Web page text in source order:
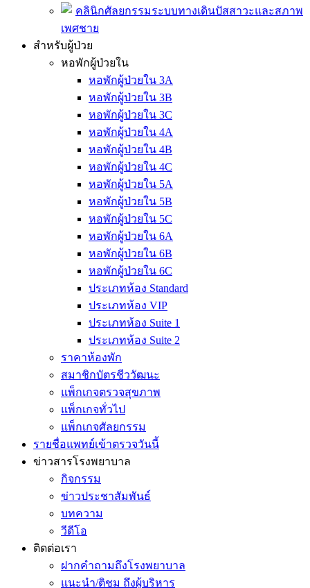
คลินิกศัลยกรรมระบบทางเดินปัสสาวะและสภาพ
เพศชาย
สำหรับผู้ป่วย
หอพักผู้ป่วยใน
หอพักผู้ป่วยใน 3A
หอพักผู้ป่วยใน 3B
หอพักผู้ป่วยใน 3C
หอพักผู้ป่วยใน 4A
หอพักผู้ป่วยใน 4B
หอพักผู้ป่วยใน 4C
หอพักผู้ป่วยใน 5A
หอพักผู้ป่วยใน 5B
หอพักผู้ป่วยใน 5C
หอพักผู้ป่วยใน 6A
หอพักผู้ป่วยใน 6B
หอพักผู้ป่วยใน 6C
ประเภทห้อง Standard
ประเภทห้อง VIP
ประเภทห้อง Suite 1
ประเภทห้อง Suite 2
ราคาห้องพัก
สมาชิกบัตรชีววัฒนะ
แพ็กเกจตรวจสุขภาพ
แพ็กเกจทั่วไป
แพ็กเกจศัลยกรรม
รายชื่อแพทย์เข้าตรวจวันนี้
ข่าวสารโรงพยาบาล
กิจกรรม
ข่าวประชาสัมพันธ์
บทความ
วีดีโอ
ติดต่อเรา
ฝากคำถามถึงโรงพยาบาล
แนะนำ/ติชม ถึงผู้บริหาร